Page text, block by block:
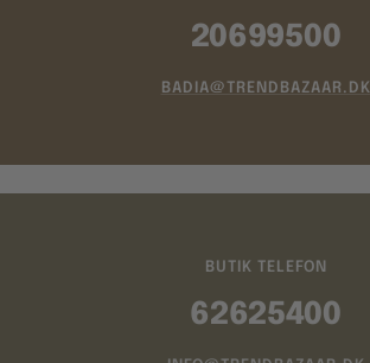
20699500
BADIA@TRENDBAZAAR.DK
BUTIK TELEFON
62625400